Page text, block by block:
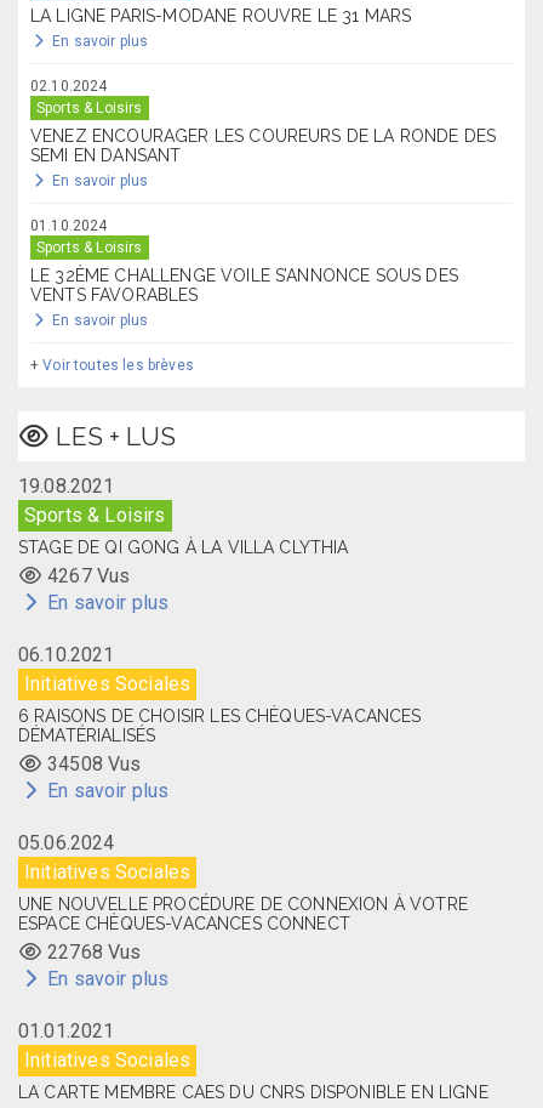
LA LIGNE PARIS-MODANE ROUVRE LE 31 MARS
En savoir plus
02.10.2024
Sports & Loisirs
VENEZ ENCOURAGER LES COUREURS DE LA RONDE DES
SEMI EN DANSANT
En savoir plus
01.10.2024
Sports & Loisirs
LE 32ÈME CHALLENGE VOILE S’ANNONCE SOUS DES
VENTS FAVORABLES
En savoir plus
+Voir toutes les brèves
LES + LUS
19.08.2021
Sports & Loisirs
STAGE DE QI GONG À LA VILLA CLYTHIA
4267 Vus
En savoir plus
06.10.2021
Initiatives Sociales
6 RAISONS DE CHOISIR LES CHÈQUES-VACANCES
DÉMATÉRIALISÉS
34508 Vus
En savoir plus
05.06.2024
Initiatives Sociales
UNE NOUVELLE PROCÉDURE DE CONNEXION À VOTRE
ESPACE CHÈQUES-VACANCES CONNECT
22768 Vus
En savoir plus
01.01.2021
Initiatives Sociales
LA CARTE MEMBRE CAES DU CNRS DISPONIBLE EN LIGNE